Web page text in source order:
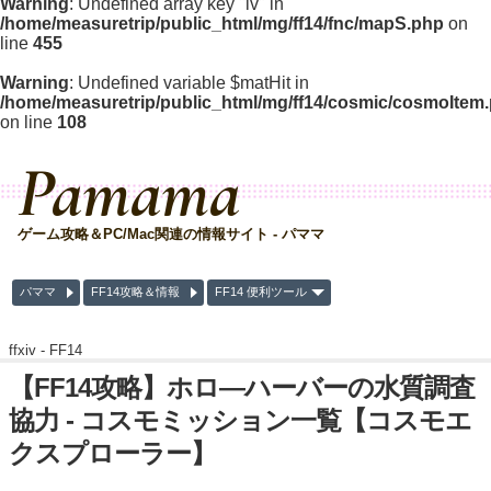
Warning: Undefined array key "lv" in
/home/measuretrip/public_html/mg/ff14/fnc/mapS.php on
line 455
Warning: Undefined variable $matHit in
/home/measuretrip/public_html/mg/ff14/cosmic/
on line 108
Pamama
ゲーム攻略＆PC/Mac関連の情報サイト - パママ
パママ FF14攻略＆情報 FF14 便利ツール
ffxiv - FF14
【FF14攻略】ホロ―ハーバーの水質調査
協力 - コスモミッション一覧【コスモエ
クスプローラー】